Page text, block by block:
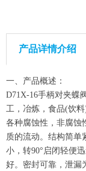
产品详情介绍
一、 产品概述：
D71X-16手柄对夹蝶
工，冶炼，食品(饮
各种腐蚀性，非腐蚀
质的流动。结构简单
小，转90°启闭轻便
好。密封可靠，泄漏